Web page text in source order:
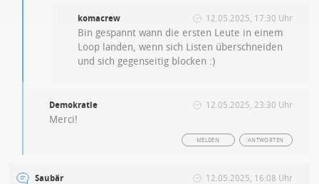
komacrew 12.05.2025, 17:30 Uhr
Bin gespannt wann die ersten Leute in einem
Loop landen, wenn sich Listen überschneiden
und sich gegenseitig blocken :)
Demokratie 12.05.2025, 23:30 Uhr
Merci!
ANTWORTEN
MELDEN
Saubär 12.05.2025, 16:08 Uhr